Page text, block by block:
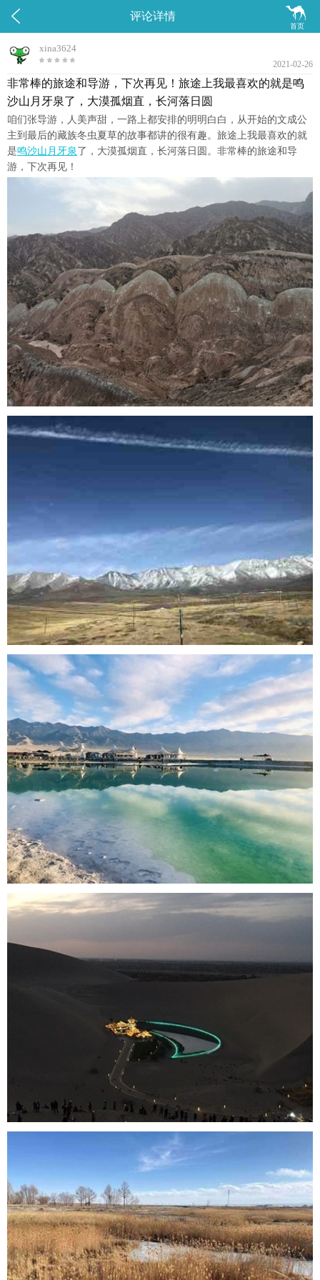
 
首页
评论详情
xina3624
2021-02-26
非常棒的旅途和导游，下次再见！旅途上我最喜欢的就是鸣
沙山月牙泉了，大漠孤烟直，长河落日圆
咱们张导游，人美声甜，一路上都安排的明明白白，从开始的文成公
主到最后的藏族冬虫夏草的故事都讲的很有趣。旅途上我最喜欢的就
是鸣沙山月牙泉了，大漠孤烟直，长河落日圆。非常棒的旅途和导
游，下次再见！